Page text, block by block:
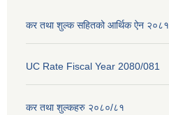
कर तथा शुल्क सहितको आर्थिक ऐन २०८१
UC Rate Fiscal Year 2080/081
कर तथा शुल्कहरु २०८०/८१